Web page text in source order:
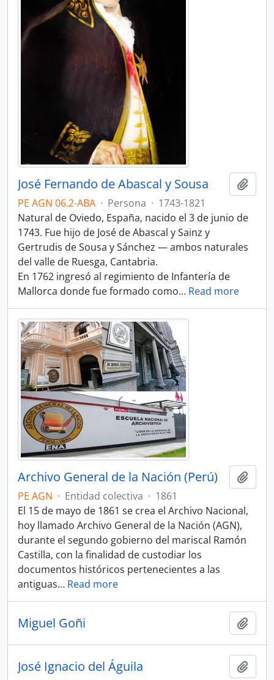
José Fernando de Abascal y Sousa
PE AGN 06.2-ABA · Persona · 1743-1821
Natural de Oviedo, España, nacido el 3 de junio de
1743. Fue hijo de José de Abascal y Sainz y
Gertrudis de Sousa y Sánchez — ambos naturales
del valle de Ruesga, Cantabria.
En 1762 ingresó al regimiento de Infantería de
Mallorca donde fue formado como… Read more
Archivo General de la Nación (Perú)
PE AGN · Entidad colectiva · 1861
El 15 de mayo de 1861 se crea el Archivo Nacional,
hoy llamado Archivo General de la Nación (AGN),
durante el segundo gobierno del mariscal Ramón
Castilla, con la finalidad de custodiar los
documentos históricos pertenecientes a las
antiguas… Read more
Miguel Goñi
José Ignacio del Águila